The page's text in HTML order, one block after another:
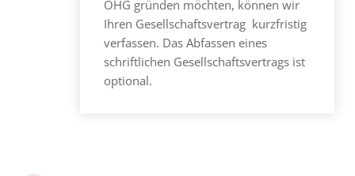
OHG gründen möchten, können wir
Ihren Gesellschaftsvertrag kurzfristig
verfassen. Das Abfassen eines
schriftlichen Gesellschaftsvertrags ist
optional.